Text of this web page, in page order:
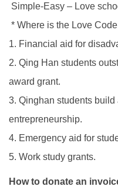
Simple-Easy – Love
* Where is the Love
1. Financial aid for
2. Qing Han students
award grant.
3. Qinghan students
entrepreneurship.
4. Emergency aid for
5. Work study grants.
How to donate an